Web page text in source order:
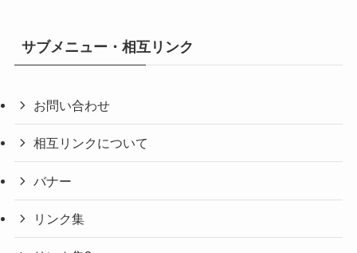
サブメニュー・相互リンク
お問い合わせ
相互リンクについて
バナー
リンク集